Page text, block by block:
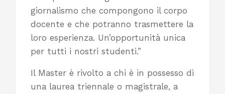
giornalismo che compongono il corpo
docente e che potranno trasmettere la
loro esperienza. Un’opportunità unica
per tutti i nostri studenti.”
Il Master è rivolto a chi è in possesso di
una laurea triennale o magistrale, a